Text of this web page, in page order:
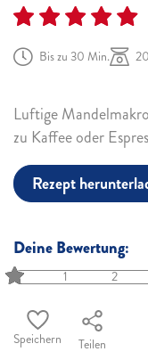
Bis zu 30 Min.
Luftige
zu Kaffee oder
Rezept
Deine Bewertung:
1 2
Speichern Teilen